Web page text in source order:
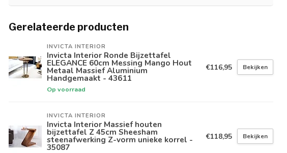
Gerelateerde producten
INVICTA INTERIOR
Invicta Interior Ronde Bijzettafel
ELEGANCE 60cm Messing Mango Hout
Metaal Massief Aluminium
Handgemaakt - 43611
Op voorraad
€116,95 Bekijken
INVICTA INTERIOR
Invicta Interior Massief houten
bijzettafel Z 45cm Sheesham
steenafwerking Z-vorm unieke korrel -
35087
€118,95 Bekijken